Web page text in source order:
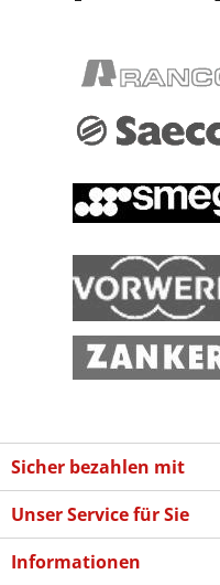
Sicher bezahlen mit
Unser Service für Sie
Informationen